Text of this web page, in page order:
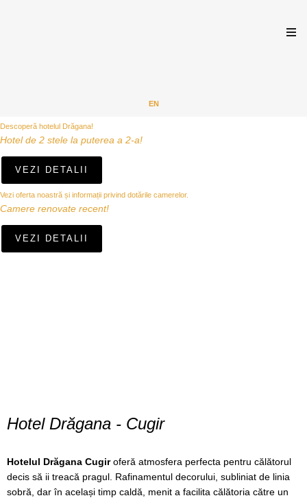
EN
Descoperă hotelul Drăgana!
Hotel de 2 stele la puterea a 2-a!
VEZI DETALII
Vezi oferta noastră și informații privind dotările camerelor.
Camere renovate recent!
VEZI DETALII
Hotel Drăgana - Cugir
Hotelul Drăgana Cugiroferă atmosfera perfecta pentru călătorul
decis să ii treacă pragul. Rafinamentul decorului, subliniat de linia
sobră, dar în același timp caldă, menit a facilita călătoria către un